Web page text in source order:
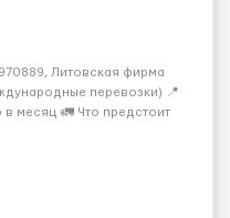
Литовская фирма
перевозки) 📍
в месяц 🚛 Что предстоит
км в день. Погрузки и